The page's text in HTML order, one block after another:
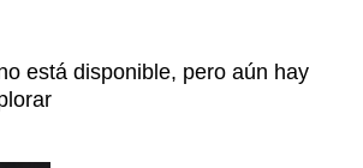
está disponible, pero aún hay